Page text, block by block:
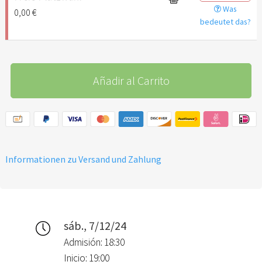
0,00 €
Was
bedeutet das?
Añadir al Carrito
Informationen zu Versand und Zahlung
sáb., 7/12/24
Admisión: 18:30
Inicio: 19:00